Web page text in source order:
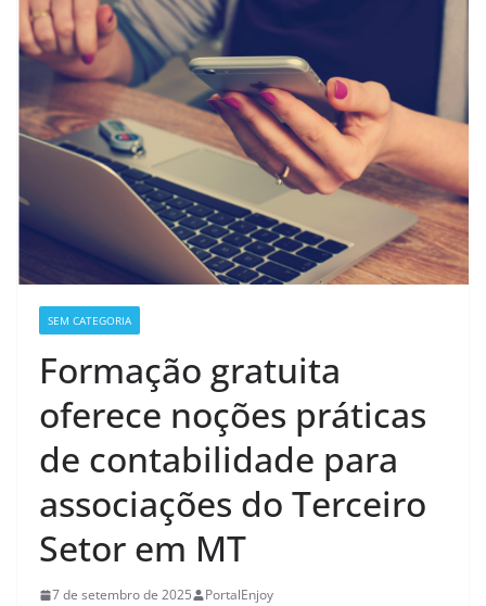
SEM CATEGORIA
Formação gratuita
oferece noções práticas
de contabilidade para
associações do Terceiro
Setor em MT
7 de setembro de 2025 PortalEnjoy